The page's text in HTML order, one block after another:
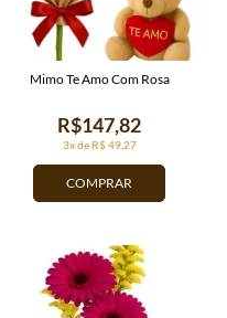
COMPRAR
3x de R$ 49,27
R$147,82
Mimo Te Amo Com Rosa